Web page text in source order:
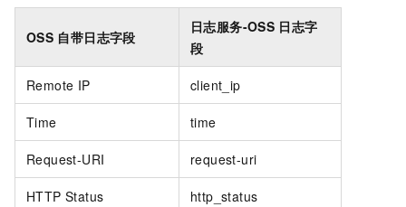
OSS 自带日志字段
日志服务-OSS 日志字
段
Remote IP client_ip
Time time
Request-URI request-uri
HTTP Status http_status